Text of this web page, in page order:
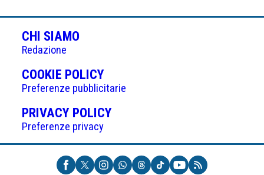
CHI SIAMO
Redazione
COOKIE POLICY(APRE
IN
UNA
NUOVA
Preferenze pubblicitarie
PRIVACY POLICY(APRE
UNA
NUOVA
Preferenze privacy